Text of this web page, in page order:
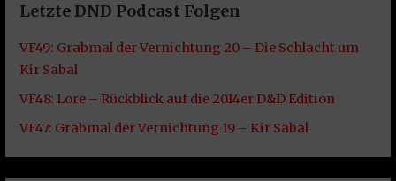
Letzte DND Podcast Folgen
VF49: Grabmal der Vernichtung 20 – Die Schlacht um
Kir Sabal
VF48: Lore – Rückblick auf die 2014er D&D Edition
VF47: Grabmal der Vernichtung 19 – Kir Sabal